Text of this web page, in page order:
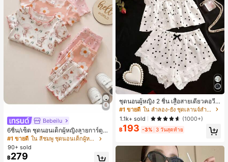
Bebeilu
6ชิ้น/เซ็ต ชุดนอนเด็กผู้หญิงลายการ์ตูน
หมีและดอกไม้ คอกลม แขนสั้น กางเกง
ขาสั้น ขอบระบาย สวมใส่สบาย
#1 ขายดี
ใน สีชมพู ชุดนอนเด็กผู้หญิง
90+ sold
฿279
ชุดนอนผู้หญิง 2 ชิ้น เสื้อสายเดี่ยวคอวีลู
กไม้ พร้อมกางเกงขาสั้นแต่งลูกไม้ แต่ง
โบว์ที่เอว ชุดลำลองผู้หญิงนุ่มสบายน่ารั
ก สไตล์เอสเธติก
#1 ขายดี
ใน ลำลอง-ยัง ชุดเลานจ์สำหรับผู้หญิง
1.1k+ sold
(1000+)
฿193 -3% 3 วันสุดท้าย